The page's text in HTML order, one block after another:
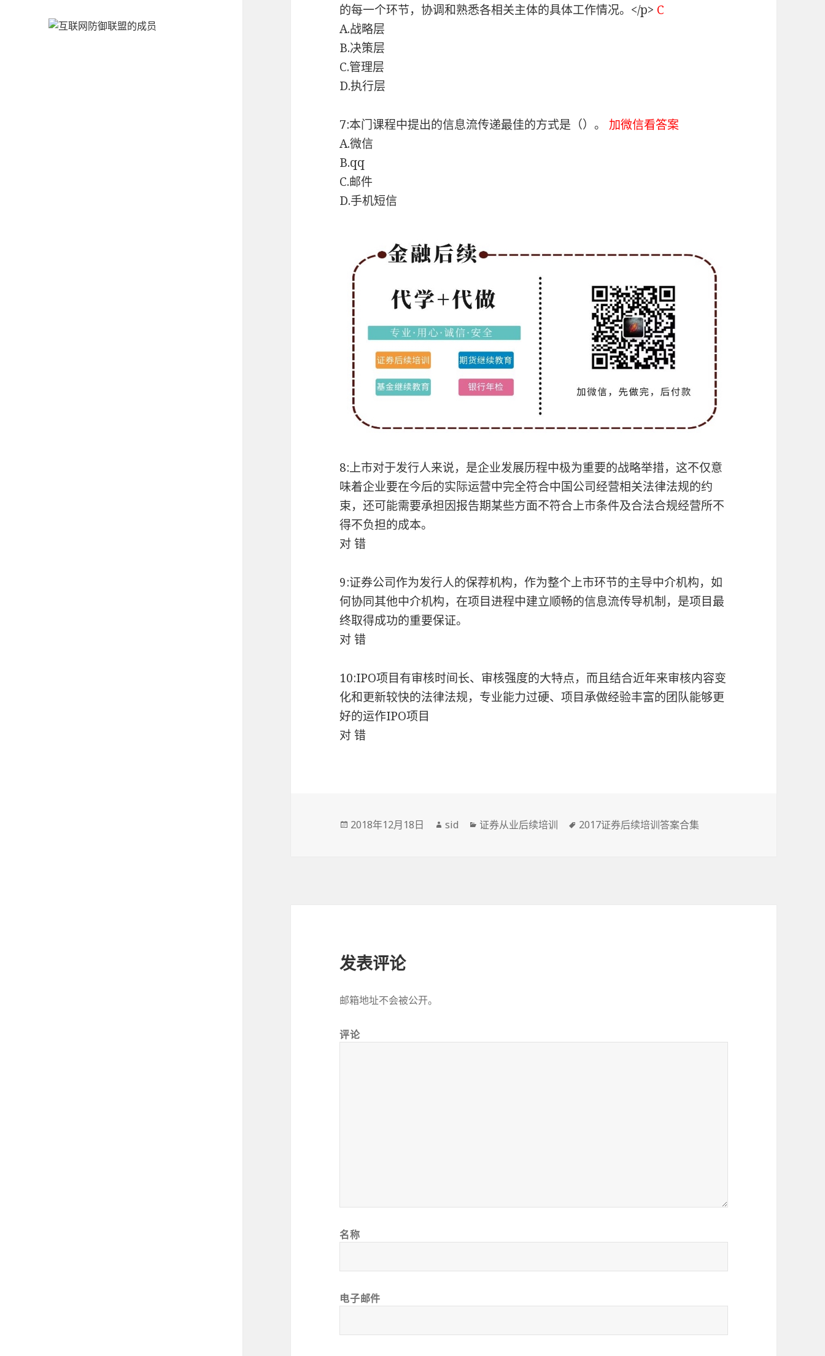
的每一个环节，协调和熟悉各相关主体的具体工作情况。</p> C
A.战略层
B.决策层
C.管理层
D.执行层
7:本门课程中提出的信息流传递最佳的方式是（）。 加微信看答案
A.微信
B.qq
C.邮件
D.手机短信
8:上市对于发行人来说，是企业发展历程中极为重要的战略举措，这不仅意
味着企业要在今后的实际运营中完全符合中国公司经营相关法律法规的约
束，还可能需要承担因报告期某些方面不符合上市条件及合法合规经营所不
得不负担的成本。
对 错
9:证券公司作为发行人的保荐机构，作为整个上市环节的主导中介机构，如
何协同其他中介机构，在项目进程中建立顺畅的信息流传导机制，是项目最
终取得成功的重要保证。
对 错
10:IPO项目有审核时间长、审核强度的大特点，而且结合近年来审核内容变
化和更新较快的法律法规，专业能力过硬、项目承做经验丰富的团队能够更
好的运作IPO项目
对 错
发
2018年12月18日
作
sid
分
证券从业后续培训
标
2017证券后续培训答案合集
发表评论
邮箱地址不会被公开。
评论
名称
电子邮件